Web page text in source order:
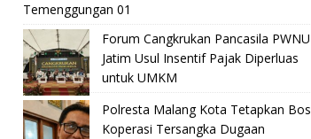
Temenggungan 01
Forum Cangkrukan Pancasila PWNU
Jatim Usul Insentif Pajak Diperluas
untuk UMKM
Polresta Malang Kota Tetapkan Bos
Koperasi Tersangka Dugaan